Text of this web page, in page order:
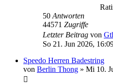
50 Antworten
44571 Zugriffe
Letzter Beitrag von
So 21. Jun 2026,
Speedo Herren Badestring
von Berlin Thong » Mi 10.